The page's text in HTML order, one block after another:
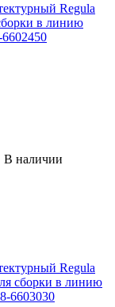
Regula
в линию
В наличии
Regula
сборки в линию
6603030